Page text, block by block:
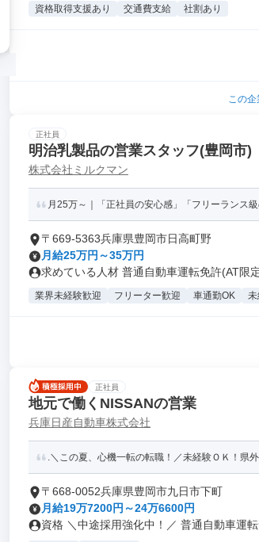
資格取得支援あり 交通費支給 社割あり
この
正社員
明治乳製品の営業スタッフ(豊岡市)
株式会社ミルクマン
月25万～｜「正社員の安心感」「フリーランス級
〒669-5363兵庫県豊岡市日高町野
月給25万円～35万円
求めている人材 普通自動車運転免許(AT限
業界未経験歓迎 フリーター歓迎 車通勤OK 未
正社員
地元で働くNISSANの営業
兵庫日産自動車株式会社
.＼この夏、心機一転の転職！／未経験ＯＫ！県
〒668-0052兵庫県豊岡市九日市下町
月給19万7200円～24万6600円
資格 ＼中途採用強化中！／ 普通自動車運